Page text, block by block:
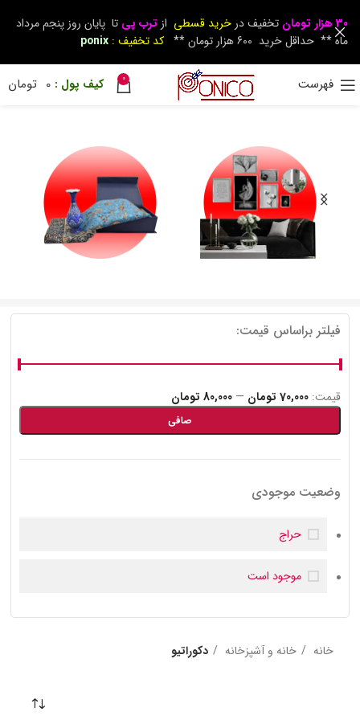
فهرست 0
0 تومان
دکوراتیو زیرسیگاری
فیلتر براساس قیمت:
صافی
قيمت: 70,000 تومان — 80,000 تومان
وضعیت موجودی
حراج
موجود است
خانه خانه و آشپزخانه دکوراتیو
30 هزار تومان تخفیف در خرید قسطی از ترب پی تا پایان روز پنجم مرداد
ماه ** حداقل خرید 600 هزار تومان **
کد تخفیف : ponix